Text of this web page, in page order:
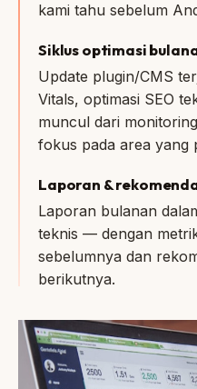
kami tahu sebelum
Siklus optimasi
Update plugin/CMS
Vitals, optimasi SEO
muncul dari
fokus pada area yang
Laporan &
Laporan bulanan
teknis — dengan
sebelumnya dan
berikutnya.